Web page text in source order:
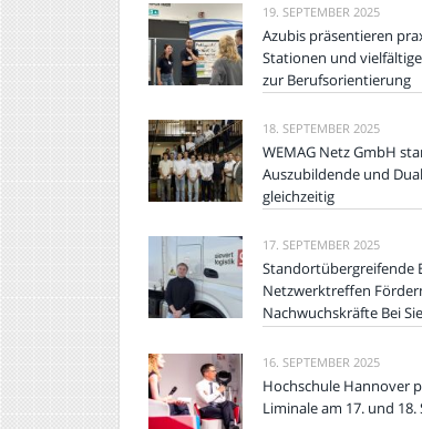
19. SEPTEMBER 2025
Azubis präsentieren
Stationen und
zur Berufsorientierung
18. SEPTEMBER 2025
WEMAG Netz GmbH
Auszubildende und
gleichzeitig
17. SEPTEMBER 2025
Standortübergreifende
Netzwerktreffen
Nachwuchskräfte Bei
16. SEPTEMBER 2025
Hochschule Hannover
Liminale am 17. und